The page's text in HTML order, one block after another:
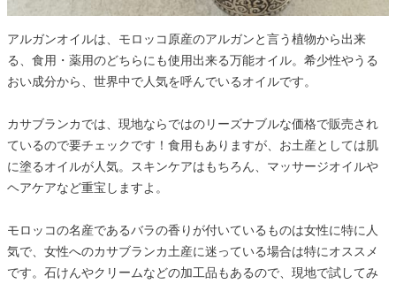
アルガンオイルは、モロッコ原産のアルガンと言う植物から出来
る、食用・薬用のどちらにも使用出来る万能オイル。希少性やうる
おい成分から、世界中で人気を呼んでいるオイルです。
カサブランカでは、現地ならではのリーズナブルな価格で販売され
ているので要チェックです！食用もありますが、お土産としては肌
に塗るオイルが人気。スキンケアはもちろん、マッサージオイルや
ヘアケアなど重宝しますよ。
モロッコの名産であるバラの香りが付いているものは女性に特に人
気で、女性へのカサブランカ土産に迷っている場合は特にオススメ
です。石けんやクリームなどの加工品もあるので、現地で試してみ